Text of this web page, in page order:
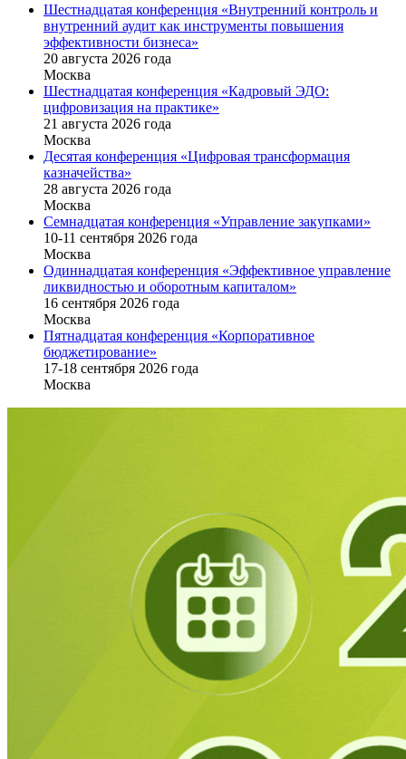
Шестнадцатая конференция «Внутренний контроль и
внутренний аудит как инструменты повышения
эффективности бизнеса»
20 августа 2026 года
Москва
Шестнадцатая конференция «Кадровый ЭДО:
цифровизация на практике»
21 августа 2026 года
Москва
Десятая конференция «Цифровая трансформация
казначейства»
28 августа 2026 года
Москва
Семнадцатая конференция «Управление закупками»
10-11 сентября 2026 года
Москва
Одиннадцатая конференция «Эффективное управление
ликвидностью и оборотным капиталом»
16 cентября 2026 года
Москва
Пятнадцатая конференция «Корпоративное
бюджетирование»
17-18 сентября 2026 года
Москва